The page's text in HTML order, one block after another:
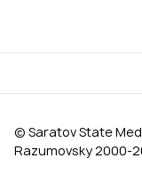
© Saratov State
Razumovsky